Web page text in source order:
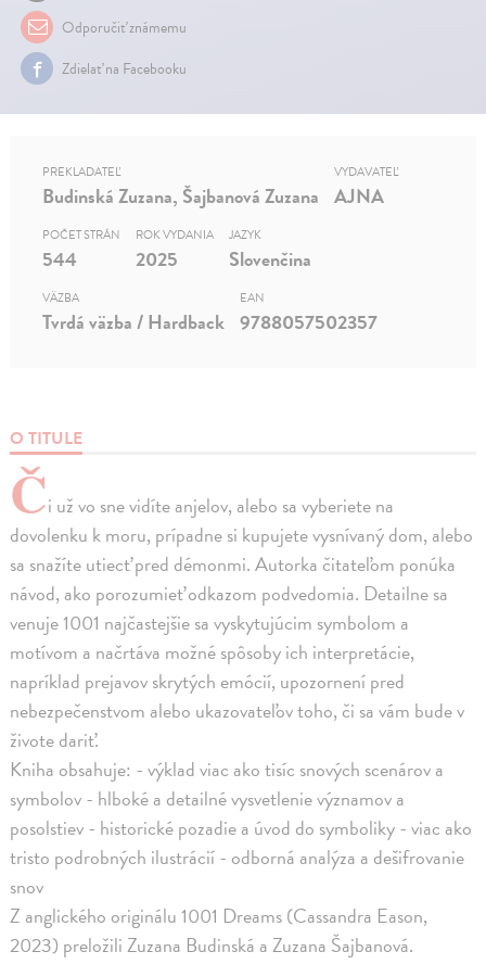
Odporučiť známemu
Zdielať na Facebooku
O TITULE
Či už vo sne vidíte anjelov, alebo sa vyberiete na
dovolenku k moru, prípadne si kupujete vysnívaný dom, alebo
sa snažíte utiecť pred démonmi. Autorka čitateľom ponúka
návod, ako porozumieť odkazom podvedomia. Detailne sa
venuje 1001 najčastejšie sa vyskytujúcim symbolom a
motívom a načrtáva možné spôsoby ich interpretácie,
napríklad prejavov skrytých emócií, upozornení pred
nebezpečenstvom alebo ukazovateľov toho, či sa vám bude v
živote dariť.
Kniha obsahuje: - výklad viac ako tisíc snových scenárov a
symbolov - hlboké a detailné vysvetlenie významov a
posolstiev - historické pozadie a úvod do symboliky - viac ako
tristo podrobných ilustrácií - odborná analýza a dešifrovanie
snov
Z anglického originálu 1001 Dreams (Cassandra Eason,
2023) preložili Zuzana Budinská a Zuzana Šajbanová.
PREKLADATEĽ
Budinská Zuzana, Šajbanová Zuzana
VYDAVATEĽ
AJNA
POČET STRÁN
544
ROK VYDANIA
2025
JAZYK
Slovenčina
VÄZBA
Tvrdá väzba / Hardback
EAN
9788057502357